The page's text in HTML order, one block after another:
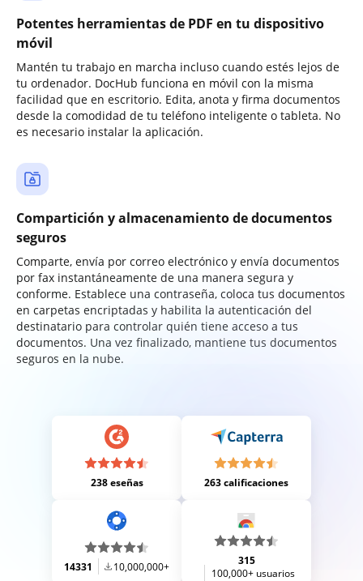
Potentes herramientas de PDF en tu dispositivo
móvil
Mantén tu trabajo en marcha incluso cuando estés lejos de
tu ordenador. DocHub funciona en móvil con la misma
facilidad que en escritorio. Edita, anota y firma documentos
desde la comodidad de tu teléfono inteligente o tableta. No
es necesario instalar la aplicación.
Compartición y almacenamiento de documentos
seguros
Comparte, envía por correo electrónico y envía documentos
por fax instantáneamente de una manera segura y
conforme. Establece una contraseña, coloca tus documentos
en carpetas encriptadas y habilita la autenticación del
destinatario para controlar quién tiene acceso a tus
documentos. Una vez finalizado, mantiene tus documentos
seguros en la nube.
238 eseñas 263 calificaciones
14331 10,000,000+
315
100,000+ usuarios